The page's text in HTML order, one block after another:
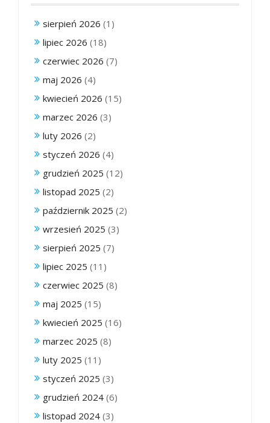
sierpień 2026 (1)
lipiec 2026 (18)
czerwiec 2026 (7)
maj 2026 (4)
kwiecień 2026 (15)
marzec 2026 (3)
luty 2026 (2)
styczeń 2026 (4)
grudzień 2025 (12)
listopad 2025 (2)
październik 2025 (2)
wrzesień 2025 (3)
sierpień 2025 (7)
lipiec 2025 (11)
czerwiec 2025 (8)
maj 2025 (15)
kwiecień 2025 (16)
marzec 2025 (8)
luty 2025 (11)
styczeń 2025 (3)
grudzień 2024 (6)
listopad 2024 (3)